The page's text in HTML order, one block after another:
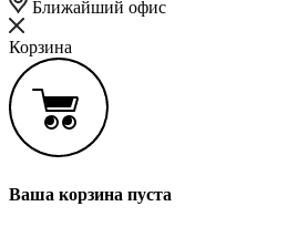
Ближайший офис
Корзина
Ваша корзина пуста